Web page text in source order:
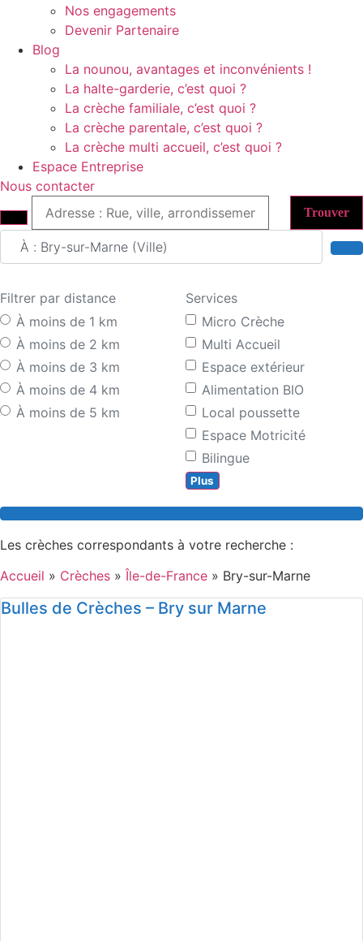
Nos engagements
Devenir Partenaire
Blog
La nounou, avantages et inconvénients !
La halte-garderie, c’est quoi ?
La crèche familiale, c’est quoi ?
La crèche parentale, c’est quoi ?
La crèche multi accueil, c’est quoi ?
Espace Entreprise
Nous contacter
Trouver
Adresse : Rue, ville, arrondissement
Filtrer par distance
À moins de 1 km
À moins de 2 km
À moins de 3 km
À moins de 4 km
À moins de 5 km
Services
Micro Crèche
Multi Accueil
Espace extérieur
Alimentation BIO
Local poussette
Espace Motricité
Bilingue
Plus
Search
Les crèches correspondants à votre recherche :
Accueil » Crèches » Île-de-France » Bry-sur-Marne
Bulles de Crèches – Bry sur Marne